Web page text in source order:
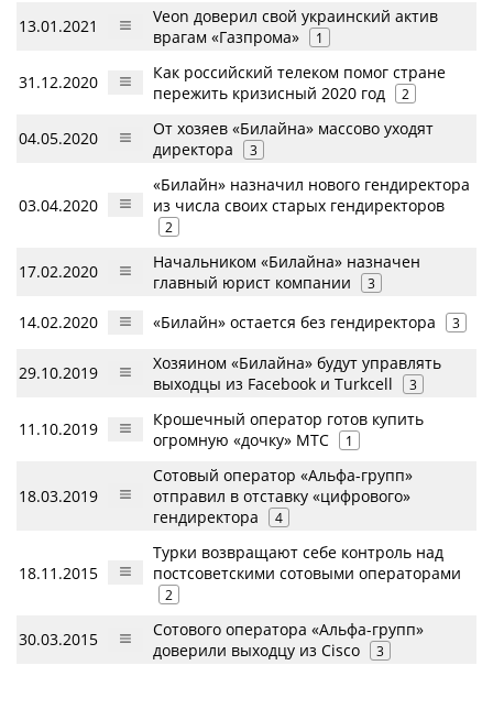
13.01.2021
Veon доверил свой украинский актив
врагам «Газпрома»
1
31.12.2020
Как российский телеком помог стране
пережить кризисный 2020 год
2
04.05.2020
От хозяев «Билайна» массово уходят
директора
3
03.04.2020
«Билайн» назначил нового гендиректора
из числа своих старых гендиректоров
2
17.02.2020
Начальником «Билайна» назначен
главный юрист компании
3
14.02.2020 «Билайн» остается без гендиректора 3
29.10.2019
Хозяином «Билайна» будут управлять
выходцы из Facebook и Turkcell
3
11.10.2019
Крошечный оператор готов купить
огромную «дочку» МТС
1
18.03.2019
Сотовый оператор «Альфа-групп»
отправил в отставку «цифрового»
гендиректора
4
18.11.2015
Турки возвращают себе контроль над
постсоветскими сотовыми операторами
2
30.03.2015
Сотового оператора «Альфа-групп»
доверили выходцу из Cisco
3